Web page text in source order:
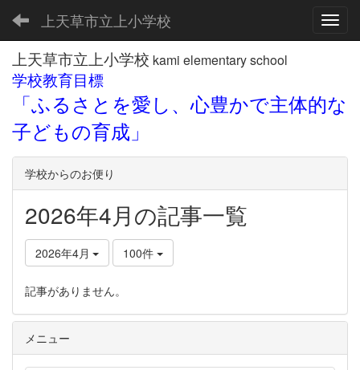
上天草市立上小学校
上天草市立上小学校 kami elementary school
学校教育目標
「ふるさとを愛し、心豊かで主体的な
子どもの育成」
学校からのお便り
2026年4月の記事一覧
2026年4月 100件
記事がありません。
メニュー